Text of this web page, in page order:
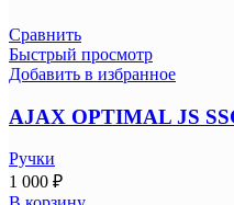
Сравнить
Быстрый просмотр
Добавить в избранное
AJAX OPTIMAL JS
Ручки
1 000 ₽